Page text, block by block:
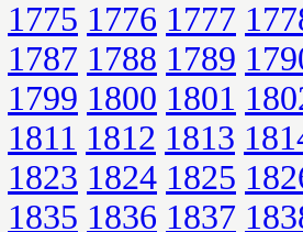
1775 1776 1777
1787 1788 1789
1799 1800 1801
1811 1812 1813
1823 1824 1825
1835 1836 1837